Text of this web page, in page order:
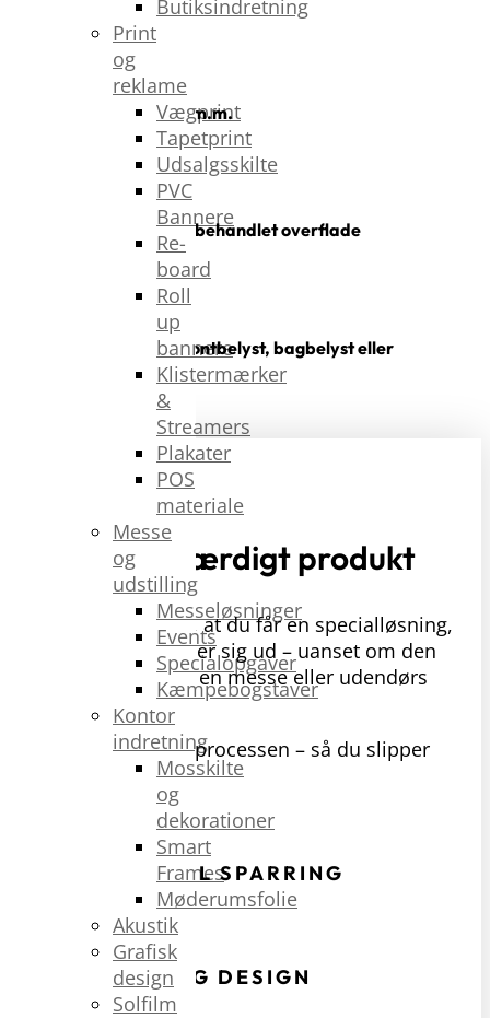
Butiksindretning
Print
og
reklame
Vægprint
Tapetprint
Udsalgsskilte
PVC
Bannere
Re-
board
Roll
up
bannere
Klistermærker
&
Streamers
Plakater
POS
materiale
Messe
og
udstilling
Messeløsninger
Events
Specialopgaver
Kæmpebogstaver
Kontor
indretning
Mosskilte
og
dekorationer
Smart
Frames
Møderumsfolie
Akustik
Grafisk
design
Solfilm
Vi tilbyder løsninger i:
Akryl, metal, styropor m.m.
Mat, blank eller specialbehandlet overflade
Indbygget LED-lys – frontbelyst, bagbelyst eller
konturbelysning
Fra idé til færdigt produkt
Vores team sikrer, at du får en specialløsning,
der holder og skiller sig ud – uanset om den
står indendørs på en messe eller udendørs
året rundt.
Vi håndterer hele processen – så du slipper
for besværet:
IDÉ OG VISUEL SPARRING
3D-OPLÆG OG DESIGN